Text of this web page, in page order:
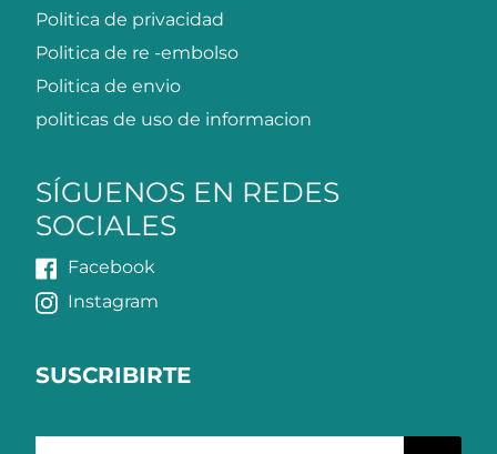
Politica de privacidad
Politica de re -embolso
Politica de envio
politicas de uso de informacion
SÍGUENOS EN REDES
SOCIALES
Facebook
Instagram
SUSCRIBIRTE